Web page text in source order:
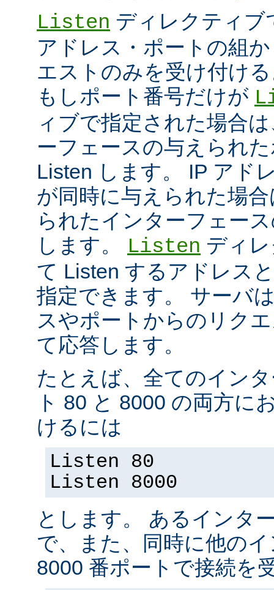
Listen ディレクティブ
アドレス・ポートの組
エストのみを受け付け
もしポート番号だけが
ィブで指定された場合
ーフェースの与えられ
Listen します。 IP アド
が同時に与えられた場
られたインターフェー
します。
Listen ディ
て Listen するアドレス
指定できます。 サーバ
スやポートからのリク
て応答します。
たとえば、全てのイン
ト 80 と 8000 の両方に
けるには
Listen 80
Listen 8000
とします。 あるインタ
で、また、同時に他の
8000 番ポートで接続を